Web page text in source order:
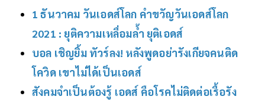
1 ธันวาคม วันเอดส์โลก คำขวัญวันเอดส์โลก
2021 : ยุติความเหลื่อมล้ำ ยุติเอดส์
บอล เชิญยิ้ม ทัวร์ลง! หลังพูดอย่ารังเกียจคนติด
โควิด เขาไม่ได้เป็นเอดส์
สังคมจำเป็นต้องรู้ เอดส์ คือโรคไม่ติดต่อเรื้อรัง